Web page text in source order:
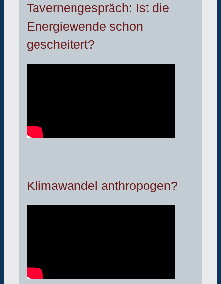
Tavernengespräch: Ist die
Energiewende schon
gescheitert?
Klimawandel anthropogen?